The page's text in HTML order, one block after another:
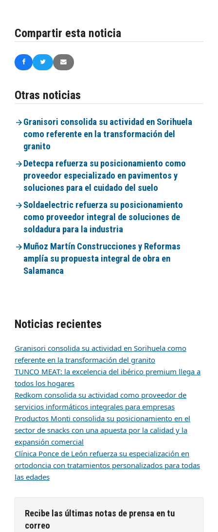
Compartir esta noticia
Otras noticias
Granisori consolida su actividad en Sorihuela
como referente en la transformación del
granito
Detecpa refuerza su posicionamiento como
proveedor especializado en pavimentos y
soluciones para el cuidado del suelo
Soldaelectric refuerza su posicionamiento
como proveedor integral de soluciones de
soldadura para la industria
Muñoz Martín Construcciones y Reformas
amplía su propuesta integral de obra en
Salamanca
Noticias recientes
Granisori consolida su actividad en Sorihuela como
referente en la transformación del granito
TUNCO MEAT: la excelencia del ibérico premium llega a
todos los hogares
Redkom consolida su actividad como proveedor de
servicios informáticos integrales para empresas
Productos Monti consolida su posicionamiento en el
sector de snacks con una apuesta por la calidad y la
expansión comercial
Clínica Ponce de León refuerza su especialización en
ortodoncia con tratamientos personalizados para todas
las edades
Recibe las últimas notas de prensa en tu
correo